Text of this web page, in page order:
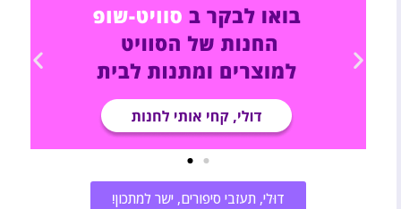
דוּלי, תעזבי סיפורים, ישר למתכון!